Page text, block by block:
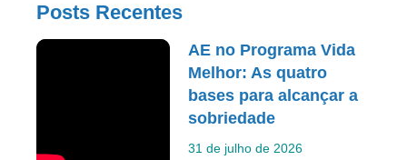
Posts Recentes
AE no Programa Vida
Melhor: As quatro
bases para alcançar a
sobriedade
31 de julho de 2026